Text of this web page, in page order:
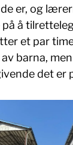
er, og
å
et par
barna,
det er